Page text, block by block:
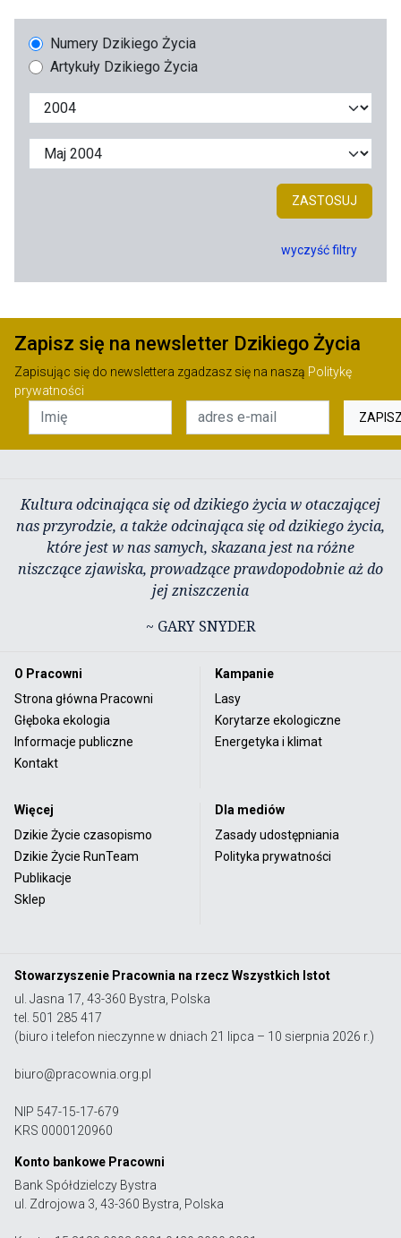
Numery Dzikiego Życia
Artykuły Dzikiego Życia
ZASTOSUJ
wyczyść filtry
Zapisz się na newsletter Dzikiego Życia
Zapisując się do newslettera zgadzasz się na naszą Politykę
prywatności
Kultura odcinająca się od dzikiego życia w otaczającej
nas przyrodzie, a także odcinająca się od dzikiego życia,
które jest w nas samych, skazana jest na różne
niszczące zjawiska, prowadzące prawdopodobnie aż do
jej zniszczenia
~ GARY SNYDER
O Pracowni
Strona główna Pracowni
Głęboka ekologia
Informacje publiczne
Kontakt
Kampanie
Lasy
Korytarze ekologiczne
Energetyka i klimat
Więcej
Dzikie Życie czasopismo
Dzikie Życie RunTeam
Publikacje
Sklep
Dla mediów
Zasady udostępniania
Polityka prywatności
Stowarzyszenie Pracownia na rzecz Wszystkich Istot
ul. Jasna 17, 43-360 Bystra, Polska
tel. 501 285 417
(biuro i telefon nieczynne w dniach 21 lipca – 10 sierpnia 2026 r.)
biuro@pracownia.org.pl
NIP 547-15-17-679
KRS 0000120960
Konto bankowe Pracowni
Bank Spółdzielczy Bystra
ul. Zdrojowa 3, 43-360 Bystra, Polska